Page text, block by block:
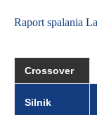
Raport spalania
Crossover
Silnik